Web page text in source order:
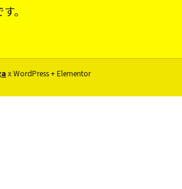
。
x WordPress + Elementor